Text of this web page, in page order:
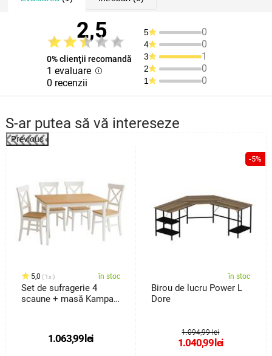
2,5
0% clienţii recomandă
1 evaluare
0 recenzii
5 0
4 0
3 1
2 0
1 0
S-ar putea să vă intereseze
Previous
5,0 1x în stoc
Set de sufragerie 4
scaune + masă Kampali,
1.063,99lei
-5%
în stoc
Birou de lucru Power L
Dore
1.094,99 lei
1.040,99lei